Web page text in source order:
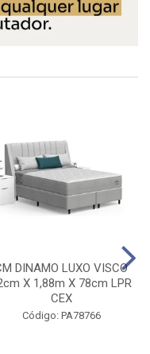
DINAMO LUXO VISCO
X 1,88m X 78cm LPR
CEX
Código: PA78766